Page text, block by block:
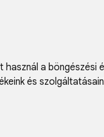
a böngészési
és